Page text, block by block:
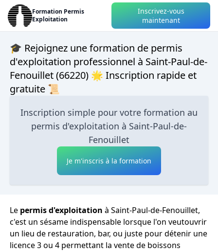
Formation Permis
Exploitation
Inscrivez-vous
maintenant
🎓 Rejoignez une formation de permis
d'exploitation professionnel à Saint-Paul-de-
Fenouillet (66220) 🌟 Inscription rapide et
gratuite 📜
Inscription simple pour votre formation au
permis d'exploitation à Saint-Paul-de-
Fenouillet
Je m'inscris à la formation
Le permis d'exploitation à Saint-Paul-de-Fenouillet,
c'est un sésame indispensable lorsque l'on veutouvrir
un lieu de restauration, bar, ou juste pour détenir une
licence 3 ou 4 permettant la vente de boissons